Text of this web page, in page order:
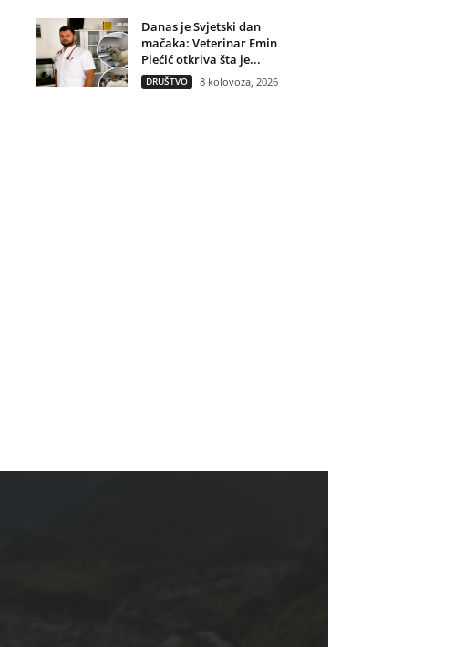
Danas je Svjetski dan
mačaka: Veterinar Emin
Plećić otkriva šta je...
DRUŠTVO 8 kolovoza, 2026